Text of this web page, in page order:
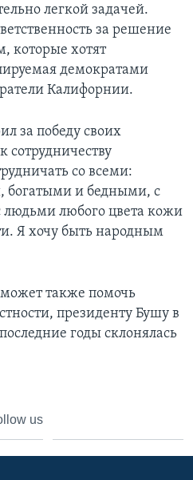
легкой задачей.
за решение
которые хотят
демократами
Калифорнии.
за победу своих
сотрудничеству
со всеми:
и бедными, с
любого цвета кожи
Я хочу быть народным
также помочь
президенту Бушу в
годы склонялась
us